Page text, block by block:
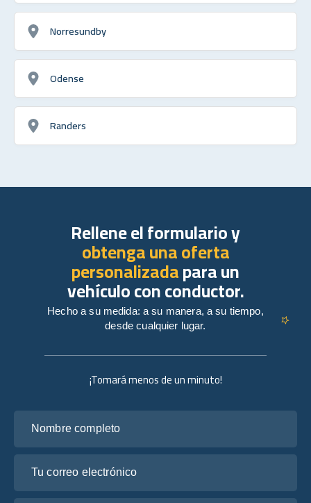
Norresundby
Odense
Randers
¡Tomará menos de un minuto!
Rellene el formulario y
obtenga una oferta
personalizadapara un
vehículo con conductor.
Hecho a su medida: a su manera, a su tiempo,
desde cualquier lugar.